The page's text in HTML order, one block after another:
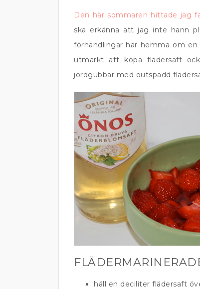
Den här sommaren hittade jag
ska erkänna att jag inte hann
förhandlingar här hemma om
utmärkt att köpa flädersaft
jordgubbar med outspädd
häll en deciliter flädersaft